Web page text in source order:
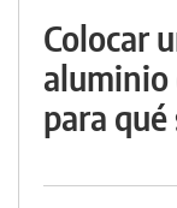
Colocar
aluminio
para